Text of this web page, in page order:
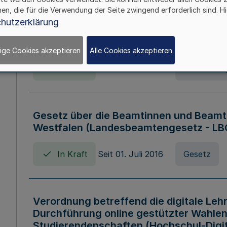
Verordnung über die
Nordrhein-Westfalen
Gesetz über die Beamtinnen und
Westfalen (Landesbeamtengesetz -
In Kraft Seit 01. Juli 2016 Gesetz
Verordnung betreffend die digitale
Durchführung online gestützter
die für die Verwendung der Seite zwingend erforderlich sind.
Cookies akzeptieren Alle Cookies akzeptieren